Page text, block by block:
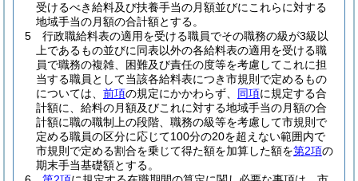
受けるべき給料及び扶養手当の月額並びにこれらに対する
地域手当の月額の合計額とする。
5
行政職給料表の適用を受ける職員でその職務の級が3級以
上であるもの並びに同表以外の各給料表の適用を受ける職
員で職務の複雑、困難及び責任の度等を考慮してこれに担
当する職員として当該各給料表につき市規則で定めるもの
については、 前項の規定にかかわらず、 同項に規定する合
計額に、給料の月額及びこれに対する地域手当の月額の合
計額に職の職制上の段階、職務の級等を考慮して市規則で
定める職員の区分に応じて100分の20を超えない範囲内で
市規則で定める割合を乗じて得た額を加算した額を第2項の
期末手当基礎額とする。